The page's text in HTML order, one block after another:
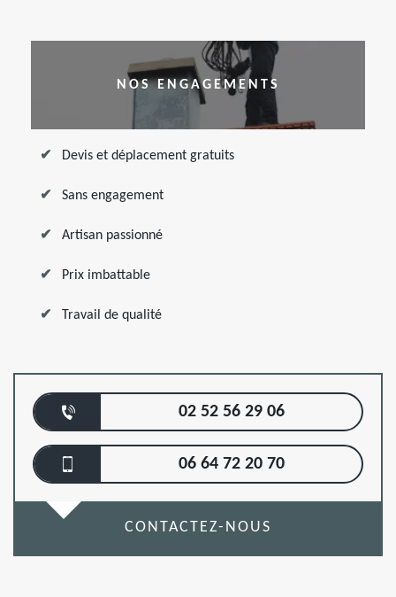
NOS ENGAGEMENTS
Devis et déplacement gratuits
Sans engagement
Artisan passionné
Prix imbattable
Travail de qualité
02 52 56 29 06
06 64 72 20 70
CONTACTEZ-NOUS